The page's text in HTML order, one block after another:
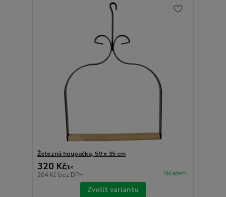
Železná houpačka, 50 x 35 cm
320 Kč/ks
264 Kč bez DPH Skladem
Zvolit variantu